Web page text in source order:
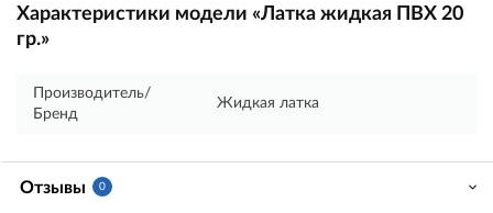
Характеристики модели «Латка жидкая ПВХ 20
гр.»
Производитель/
Бренд
Жидкая латка
Отзывы 0